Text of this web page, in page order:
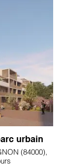
urbain
(84000),